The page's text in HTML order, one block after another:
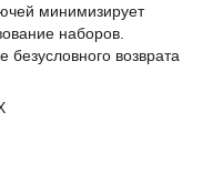
минимизирует
наборов.
безусловного возврата